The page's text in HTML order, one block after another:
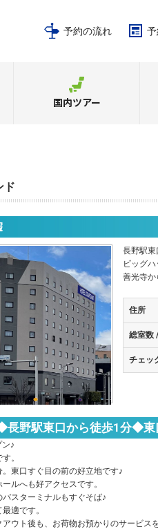
予約の流れ
国内ツアー
ド
長野駅東
ビッグ
善光寺か
住所
総室数
チェッ
長野駅東口から徒歩1分◆東
♪
。
。東口すぐ目の前の好立地です♪
ルへも好アクセスです。
スターミナルもすぐそば♪
適です。
ウト後も、お荷物お預かりのサービス